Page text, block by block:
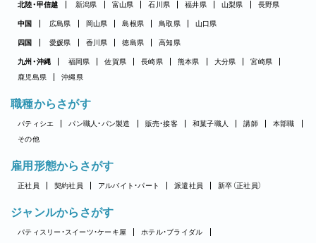
北陸・甲信越 新潟県 富山県 石川県 福井県 山梨県 長野県
中国 広島県 岡山県 島根県 鳥取県 山口県
四国 愛媛県 香川県 徳島県 高知県
九州・沖縄 福岡県 佐賀県 長崎県 熊本県 大分県
宮崎県
鹿児島県
沖縄県
職種からさがす
パティシエ パン職人・パン製造 販売・接客 和菓子職人 講師
本部職
その他
雇用形態からさがす
正社員 契約社員 アルバイト・パート 派遣社員 新卒（正社員）
ジャンルからさがす
パティスリー・スイーツ・ケーキ屋
ホテル・ブライダル